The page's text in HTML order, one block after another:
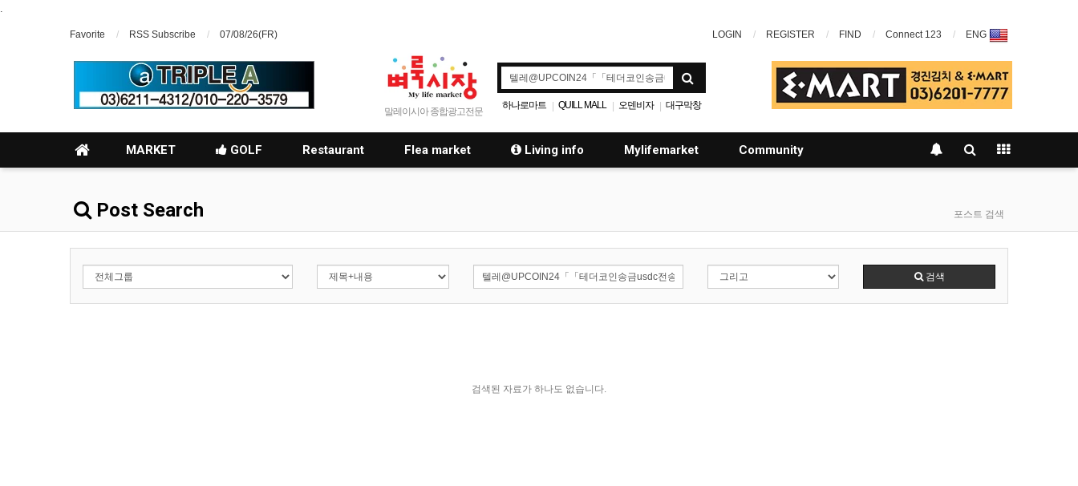
.
Favorite RSS Subscribe 07/08/26(FR) LOGIN REGISTER FIND Connect 123 ENG
말레이시아 종합광고전문
하나로마트 | QUILL MALL | 오덴비자 | 대구막창
MARKET GOLF Restaurant Flea market Living info Mylifemarket Community
Post Search 포스트 검색
검색
검색된 자료가 하나도 없습니다.